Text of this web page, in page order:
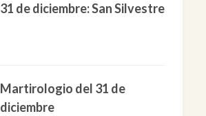
31 de diciembre: San Silvestre
Martirologio del 31 de
diciembre